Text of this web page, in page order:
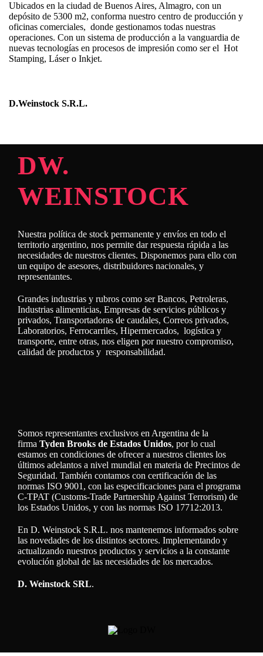
Ubicados en la ciudad de Buenos Aires, Almagro, con un
depósito de 5300 m2, conforma nuestro centro de producción y
oficinas comerciales, donde gestionamos todas nuestras
operaciones. Con un sistema de producción a la vanguardia de
nuevas tecnologías en procesos de impresión como ser el Hot
Stamping, Láser o Inkjet.
D.Weinstock S.R.L.
DW.
WEINSTOCK
Nuestra política de stock permanente y envíos en todo el
territorio argentino, nos permite dar respuesta rápida a las
necesidades de nuestros clientes. Disponemos para ello con
un equipo de asesores, distribuidores nacionales, y
representantes.
Grandes industrias y rubros como ser Bancos, Petroleras,
Industrias alimenticias, Empresas de servicios públicos y
privados, Transportadoras de caudales, Correos privados,
Laboratorios, Ferrocarriles, Hipermercados, logística y
transporte, entre otras, nos eligen por nuestro compromiso,
calidad de productos y responsabilidad.
Somos representantes exclusivos en Argentina de la
firma Tyden Brooks de Estados Unidos, por lo cual
estamos en condiciones de ofrecer a nuestros clientes los
últimos adelantos a nivel mundial en materia de Precintos de
Seguridad. También contamos con certificación de las
normas ISO 9001, con las especificaciones para el programa
C-TPAT (Customs-Trade Partnership Against Terrorism) de
los Estados Unidos, y con las normas ISO 17712:2013.
En D. Weinstock S.R.L. nos mantenemos informados sobre
las novedades de los distintos sectores. Implementando y
actualizando nuestros productos y servicios a la constante
evolución global de las necesidades de los mercados.
D. Weinstock SRL.